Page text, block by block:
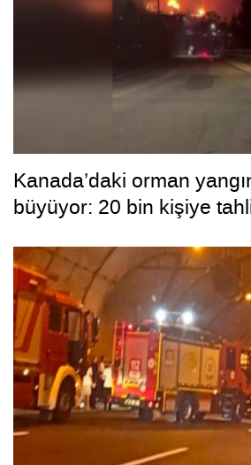
Kanada’daki orman
büyüyor: 20 bin kişiye